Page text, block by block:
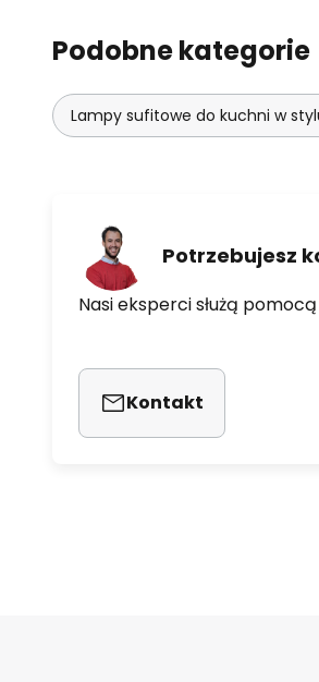
Podobne kategorie
Lampy sufitowe do kuchni w
Potrzebujesz
Nasi eksperci służą pomocą
Kontakt